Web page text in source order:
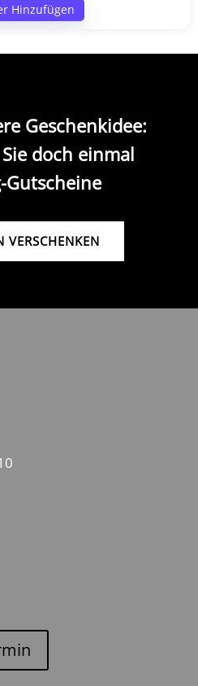
Hinzufügen
Geschenkidee:
doch einmal
Gutscheine
VERSCHENKEN